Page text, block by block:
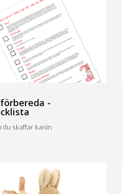
-
du skaffar kanin